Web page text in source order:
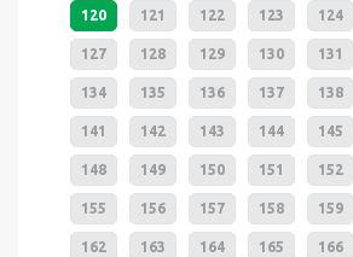
120 121 122 123 124
127 128 129 130 131
134 135 136 137 138
141 142 143 144 145
148 149 150 151 152
155 156 157 158 159
162 163 164 165 166